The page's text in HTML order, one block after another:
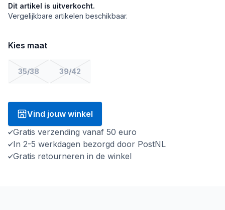
Dit artikel is uitverkocht.
Vergelijkbare artikelen beschikbaar.
Kies maat
35/38 39/42
Vind jouw winkel
Gratis verzending vanaf 50 euro
In 2-5 werkdagen bezorgd door PostNL
Gratis retourneren in de winkel